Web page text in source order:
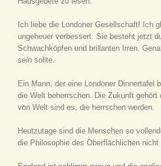
Ich liebe die Londoner Gesellschaft! Ich
ungeheuer verbessert. Sie besteht jetzt
Schwachköpfen und brillanten Irren.
sein sollte.
Ein Mann, der eine Londoner Dinnertafel
die Welt beherrschen. Die Zukunft gehört
von Welt sind es, die herrschen werden.
Heutzutage sind die Menschen so
die Philosophie des Oberflächlichen nicht